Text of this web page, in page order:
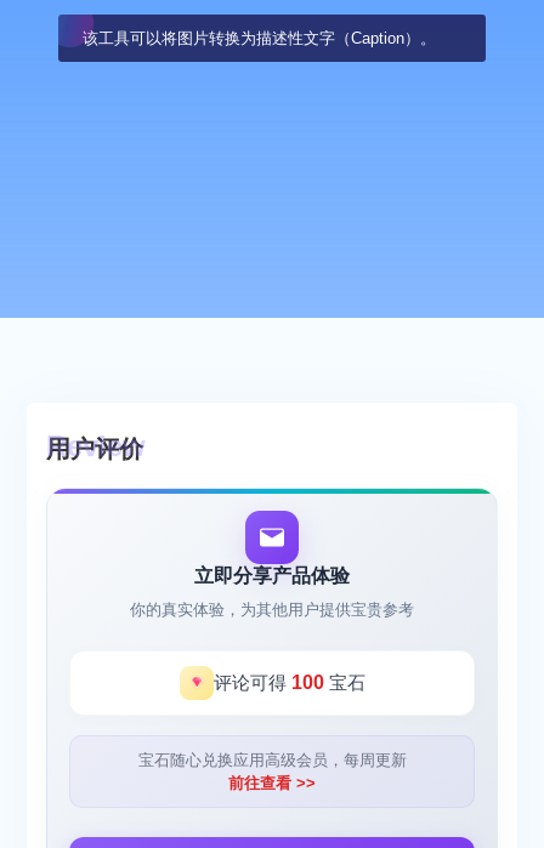
该工具可以将图片转换为描述性文字（Caption）。
用户评价
立即分享产品体验
你的真实体验，为其他用户提供宝贵参考
评论可得 100宝石
宝石随心兑换应用高级会员，每周更新
前往查看 >>